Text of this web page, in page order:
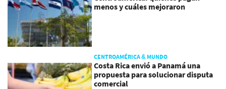
menos y cuáles mejoraron
CENTROAMÉRICA & MUNDO
Costa Rica envió a Panamá una
propuesta para solucionar disputa
comercial